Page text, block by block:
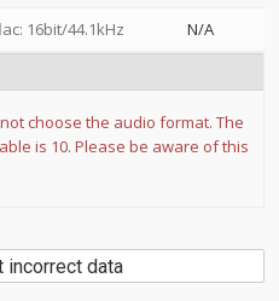
16bit/44.1kHz N/A
choose the audio format. The
is 10. Please be aware of this
incorrect data